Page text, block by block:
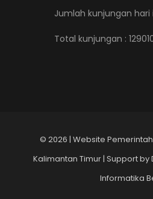
Jumlah kunjungan hari
Total kunjungan :
© 2026 | Website
Kalimantan Timur | Support by
Informatika